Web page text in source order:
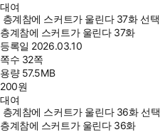
대여
층계참에 스커트가 울린다 37화 선택
층계참에 스커트가 울린다 37화
등록일 2026.03.10
쪽수 32쪽
용량 57.5MB
200원
대여
층계참에 스커트가 울린다 36화 선택
층계참에 스커트가 울린다 36화